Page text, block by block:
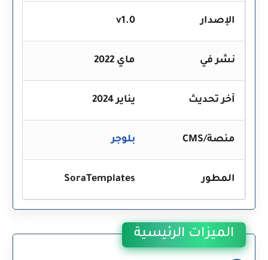
الإصدار v1.0
نشر في ماي 2022
آخر تحديث يناير 2024
منصة/CMS بلوجر
المطور SoraTemplates
الميزات الرئيسية